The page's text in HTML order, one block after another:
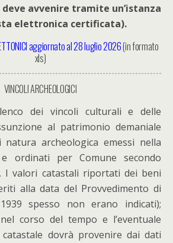
avvenire tramite un’istanza
elettronica certificata).
aggiornato al 28 luglio 2026(in formato
xls)
VINCOLI ARCHEOLOGICI
dei vincoli culturali e delle
al patrimonio demaniale
archeologica emessi nella
ordinati per Comune secondo
I valori catastali riportati dei beni
alla data del Provvedimento di
spesso non erano indicati);
corso del tempo e l’eventuale
dovrà provenire dai dati